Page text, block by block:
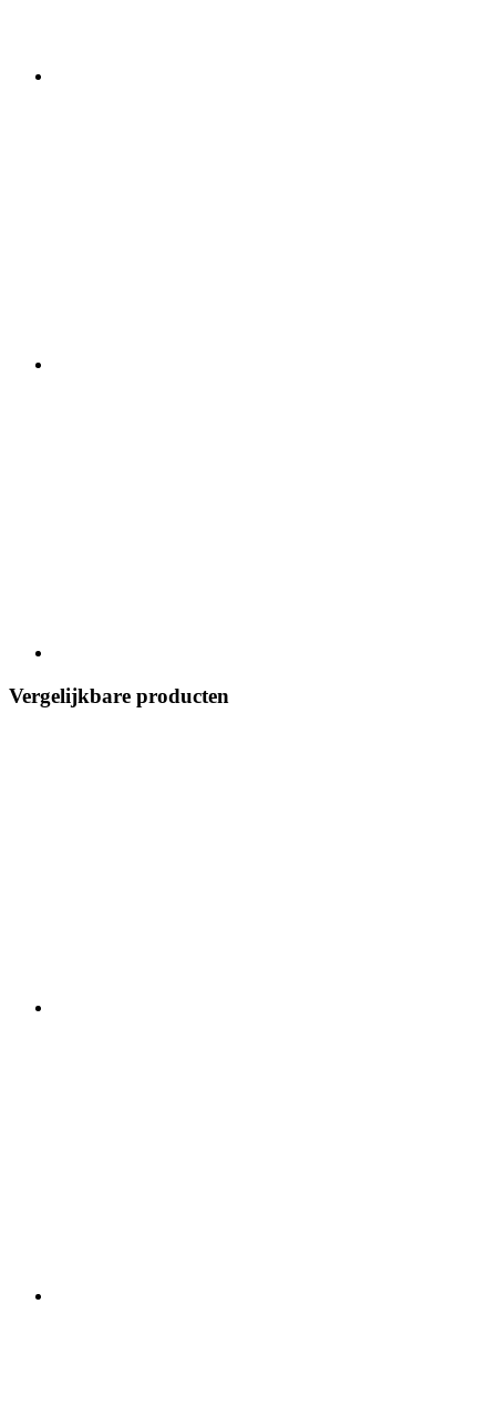
Vergelijkbare producten